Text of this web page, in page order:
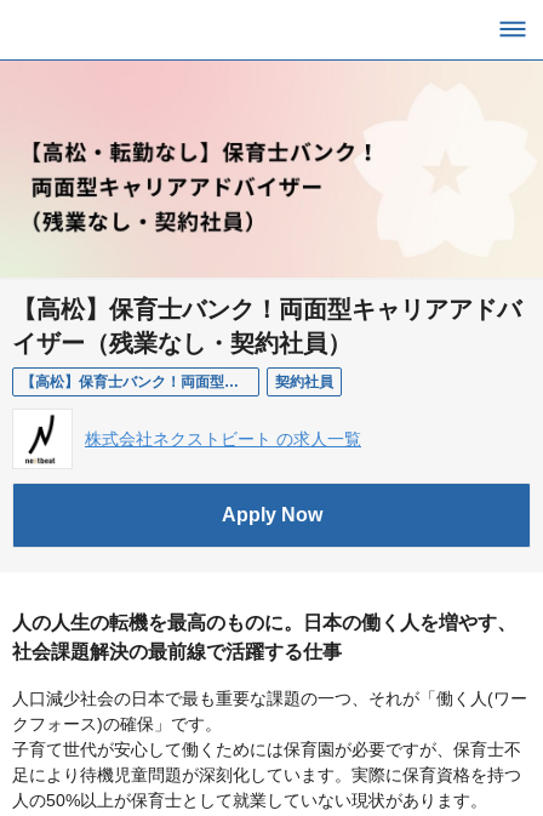
【高松】保育士バンク！両面型キャリアアドバ
イザー（残業なし・契約社員）
【高松】保育士バンク！両面型キャリアアドバイザー（残業なし・契約社員） 契約社員
株式会社ネクストビート の求人一覧
Apply Now
人の人生の転機を最高のものに。日本の働く人を増やす、
社会課題解決の最前線で活躍する仕事
人口減少社会の日本で最も重要な課題の一つ、それが「働く人(ワー
クフォース)の確保」です。
子育て世代が安心して働くためには保育園が必要ですが、保育士不
足により待機児童問題が深刻化しています。実際に保育資格を持つ
人の50%以上が保育士として就業していない現状があります。